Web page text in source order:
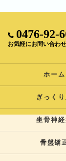
0476-92-
お気軽にお問い合わ
ホーム
ぎっく
坐骨神経
骨盤矯